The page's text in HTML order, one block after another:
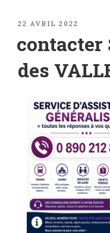
PUBLIÉ
22 AVRIL 2022
contacter
des